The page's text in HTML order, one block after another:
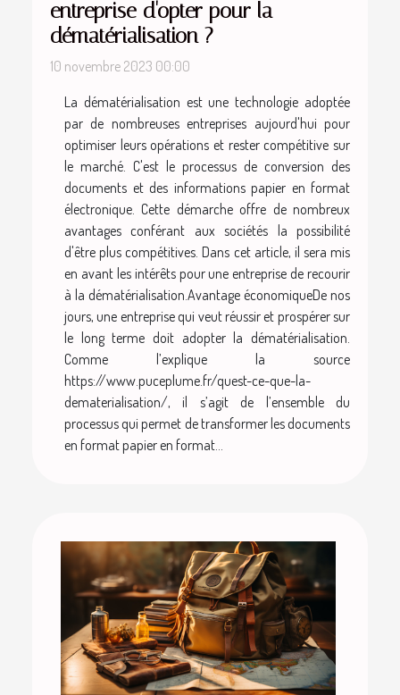
entreprise d'opter pour la
dématérialisation ?
10 novembre 2023 00:00
La dématérialisation est une technologie adoptée
par de nombreuses entreprises aujourd'hui pour
optimiser leurs opérations et rester compétitive sur
le marché. C'est le processus de conversion des
documents et des informations papier en format
électronique. Cette démarche offre de nombreux
avantages conférant aux sociétés la possibilité
d'être plus compétitives. Dans cet article, il sera mis
en avant les intérêts pour une entreprise de recourir
à la dématérialisation.Avantage économiqueDe nos
jours, une entreprise qui veut réussir et prospérer sur
le long terme doit adopter la dématérialisation.
Comme l’explique la source
https://www.puceplume.fr/quest-ce-que-la-
dematerialisation/, il s’agit de l’ensemble du
processus qui permet de transformer les documents
en format papier en format...